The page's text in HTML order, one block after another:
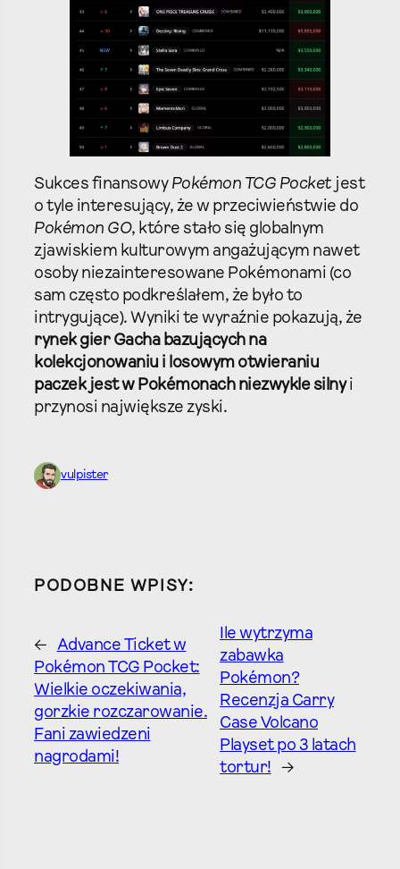
Sukces finansowy Pokémon TCG Pocket jest
o tyle interesujący, że w przeciwieństwie do
Pokémon GO, które stało się globalnym
zjawiskiem kulturowym angażującym nawet
osoby niezainteresowane Pokémonami (co
sam często podkreślałem, że było to
intrygujące). Wyniki te wyraźnie pokazują, że
rynek gier Gacha bazujących na
kolekcjonowaniu i losowym otwieraniu
paczek jest w Pokémonach niezwykle silnyi
przynosi największe zyski.
vulpister
PODOBNE WPISY:
←
Advance Ticket w
Pokémon TCG Pocket:
Wielkie oczekiwania,
gorzkie rozczarowanie.
Fani zawiedzeni
nagrodami!
Ile wytrzyma
zabawka
Pokémon?
Recenzja Carry
Case Volcano
Playset po 3 latach
tortur!
→